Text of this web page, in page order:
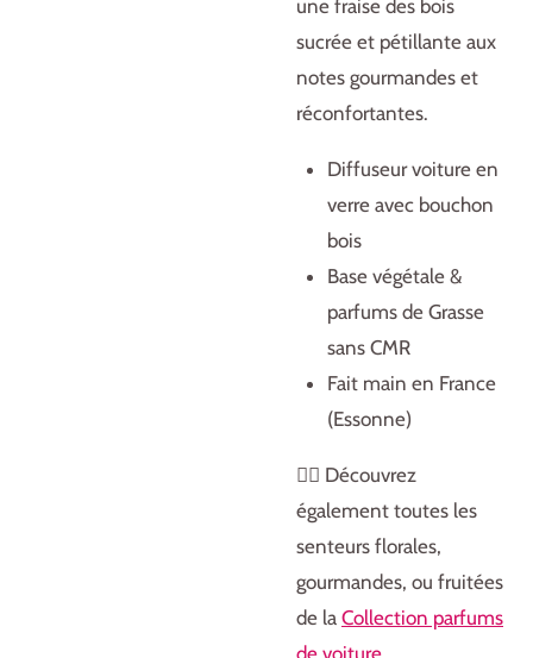
une fraise des bois
sucrée et pétillante aux
notes gourmandes et
réconfortantes.
Diffuseur voiture en
verre avec bouchon
bois
Base végétale &
parfums de Grasse
sans CMR
Fait main en France
(Essonne)
👉🏻 Découvrez
également toutes les
senteurs florales,
gourmandes, ou fruitées
de la Collection parfums
de voiture